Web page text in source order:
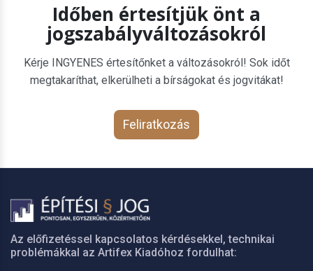
Időben értesítjük önt a
jogszabályváltozásokról
Kérje INGYENES értesítőnket a változásokról! Sok időt
megtakaríthat, elkerülheti a bírságokat és jogvitákat!
Feliratkozás
Az előfizetéssel kapcsolatos kérdésekkel, technikai
problémákkal az Artifex Kiadóhoz fordulhat: